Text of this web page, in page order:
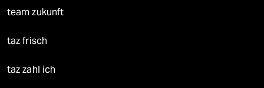
team zukunft
taz frisch
taz zahl ich